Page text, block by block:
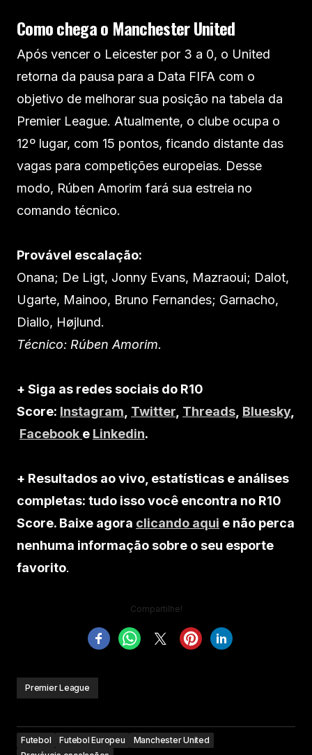
Como chega o Manchester United
Após vencer o Leicester por 3 a 0, o United
retorna da pausa para a Data FIFA com o
objetivo de melhorar sua posição na tabela da
Premier League. Atualmente, o clube ocupa o
12º lugar, com 15 pontos, ficando distante das
vagas para competições europeias. Desse
modo, Rúben Amorim fará sua estreia no
comando técnico.
Provável escalação:
Onana; De Ligt, Jonny Evans, Mazraoui; Dalot,
Ugarte, Mainoo, Bruno Fernandes; Garnacho,
Diallo, Højlund.
Técnico: Rúben Amorim.
+ Siga as redes sociais do R10
Score: Instagram Twitter Threads Bluesky,
Facebook e Linkedin.
+ Resultados ao vivo, estatísticas e análises
completas: tudo isso você encontra no R10
Score. Baixe agora clicando aqui e não perca
nenhuma informação sobre o seu esporte
favorito.
Compartilhe!
Premier League
Futebol Futebol Europeu
Manchester United